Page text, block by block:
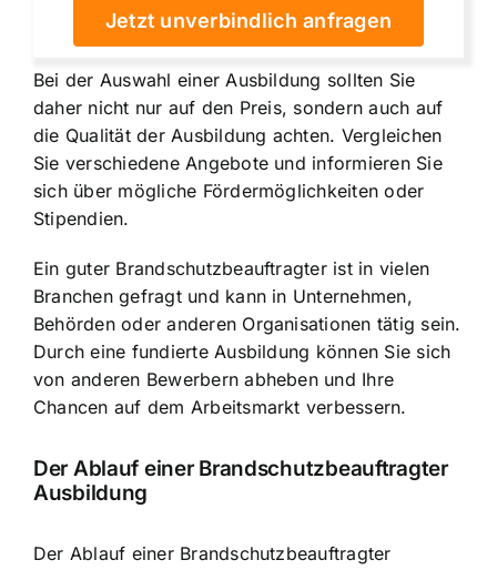
Jetzt unverbindlich anfragen
Bei der Auswahl einer Ausbildung sollten Sie
daher nicht nur auf den Preis, sondern auch auf
die Qualität der Ausbildung achten. Vergleichen
Sie verschiedene Angebote und informieren Sie
sich über mögliche Fördermöglichkeiten oder
Stipendien.
Ein guter Brandschutzbeauftragter ist in vielen
Branchen gefragt und kann in Unternehmen,
Behörden oder anderen Organisationen tätig sein.
Durch eine fundierte Ausbildung können Sie sich
von anderen Bewerbern abheben und Ihre
Chancen auf dem Arbeitsmarkt verbessern.
Der Ablauf einer Brandschutzbeauftragter
Ausbildung
Der Ablauf einer Brandschutzbeauftragter